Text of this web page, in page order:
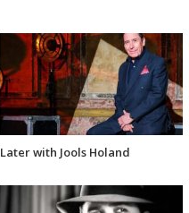
Later with Jools Holand